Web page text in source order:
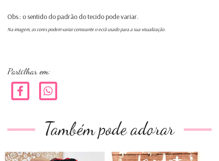
Obs.: o sentido do padrão do tecido pode variar.
Na imagem, as cores podem variar consoante o ecrã usado para a sua visualização.
Partilhar em:
Também pode adorar